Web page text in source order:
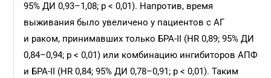
95% ДИ 0,93–1,08; р < 0,01). Напротив, время
выживания было увеличено у пациентов с АГ
и раком, принимавших только БРА-II (HR 0,89; 95% ДИ
0,84–0,94; р < 0,01) или комбинацию ингибиторов АПФ
и БРА-II (HR 0,84; 95% ДИ 0,78–0,91; р < 0,01). Таким